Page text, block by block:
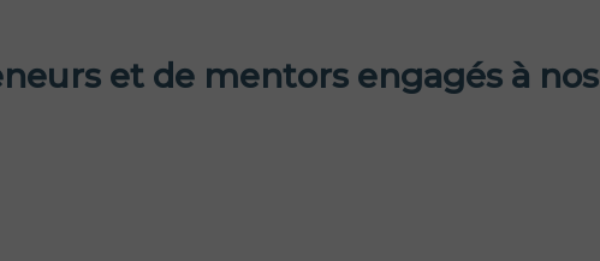
et de mentors engagés à nos